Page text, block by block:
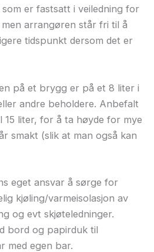
er fastsatt i veiledning for
arrangøren står fri til å
tidspunkt dersom det er
på et brygg er på et 8 liter i
andre beholdere. Anbefalt
15 liter, for å ta høyde for mye
smakt (slik at man også kan
eget ansvar å sørge for
kjøling/varmeisolasjon av
og evt skjøteledninger.
bord og papirduk til
med egen bar.